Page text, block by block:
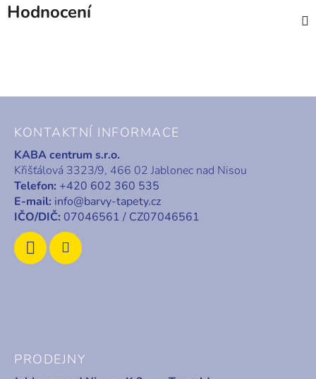
Hodnocení
KONTAKTNÍ INFORMACE
KABA centrum s.r.o.
Křišťálová 3323/9, 466 02 Jablonec nad Nisou
Telefon: +420 602 360 535
E-mail: info@barvy-tapety.cz
IČO/DIČ: 07046561 / CZ07046561
PRODEJNY